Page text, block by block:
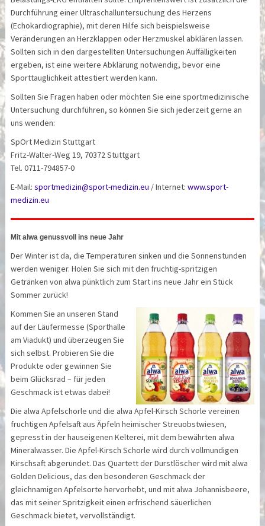
Durchführung einer Ultraschall­untersuchung des Herzens
(Echokardiographie), mit deren Hilfe sich beispielsweise
Veränderungen an Herzklappen oder Herzmuskel abklären lassen.
Sollten sich in den dargestellten Untersuchungen Auffälligkeiten
ergeben, ist eine weitere Abklärung notwendig, bevor eine
Sporttauglichkeit attestiert werden kann.
Sollten Sie Fragen haben oder möchten Sie eine sportmedizinische
Untersuchung durchführen, so können Sie sich jederzeit gerne an
uns wenden:
SpOrt Medizin Stuttgart
Fritz-Walter-Weg 19, 70372 Stuttgart
Tel. 0711-794857-0
E-Mail:sportmedizin@sport-medizin.eu / Internet:www.sport-
medizin.eu
Mit alwa genussvoll ins neue Jahr
Der Winter ist da, die Temperaturen sinken und die Sonnenstunden
werden weniger. Holen Sie sich mit den fruchtig-spritzigen
Getränken von alwa pünktlich zum Start ins neue Jahr ein Stück
Sommer zurück!
Kommen Sie an unseren Stand
auf der Läufermesse (Sporthalle
am Viadukt) und überzeugen Sie
sich selbst. Probieren Sie die
Produkte oder gewinnen Sie
beim Glücksrad – für jeden
Geschmack ist etwas dabei!
Die alwa Apfelschorle und die alwa Apfel-Kirsch Schorle vereinen
fruchtigen Apfelsaft aus Äpfeln heimischer Streuobstwiesen,
gepresst in der hauseigenen Kelterei, mit dem bewährten alwa
Mineralwasser. Die Apfel-Kirsch Schorle wird durch vollmundigen
Kirschsaft abgerundet. Das Quartett der Durstlöscher wird mit alwa
Golden Delicious, das den besonderen Geschmack der
gleichnamigen Apfelsorte hervorhebt, und mit alwa Johannisbeere,
das mit seiner Spritzigkeit einen erfrischend säuerlichen
Geschmack bietet, vervollständigt.